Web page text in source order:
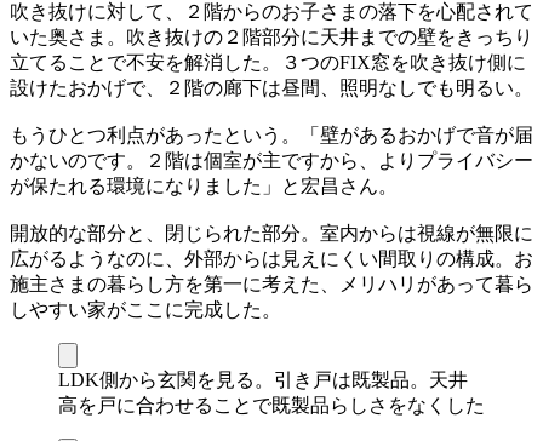
吹き抜けに対して、２階からのお子さまの落下を心配されて
いた奥さま。吹き抜けの２階部分に天井までの壁をきっちり
立てることで不安を解消した。３つのFIX窓を吹き抜け側に
設けたおかげで、２階の廊下は昼間、照明なしでも明るい。
もうひとつ利点があったという。「壁があるおかげで音が届
かないのです。２階は個室が主ですから、よりプライバシー
が保たれる環境になりました」と宏昌さん。
開放的な部分と、閉じられた部分。室内からは視線が無限に
広がるようなのに、外部からは見えにくい間取りの構成。お
施主さまの暮らし方を第一に考えた、メリハリがあって暮ら
しやすい家がここに完成した。
LDK側から玄関を見る。引き戸は既製品。天井
高を戸に合わせることで既製品らしさをなくした